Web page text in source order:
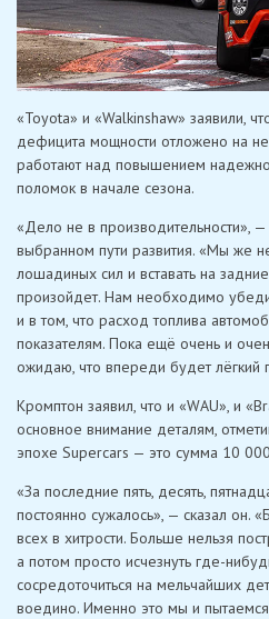
«Toyota» и «Walkinshaw» заявили,
дефицита мощности отложено на
работают над повышением
поломок в начале сезона.
«Дело не в производительности»,
выбранном пути развития. «Мы же
лошадиных сил и вставать на
произойдет. Нам необходимо
и в том, что расход топлива
показателям. Пока ещё очень и
ожидаю, что впереди будет лёгкий
Кромптон заявил, что и «WAU», и
основное внимание деталям,
эпохе Supercars — это сумма 10
«За последние пять, десять,
постоянно сужалось», — сказал он.
всех в хитрости. Больше нельзя
а потом просто исчезнуть где-
сосредоточиться на мельчайших
воедино. Именно это мы и пытаемся